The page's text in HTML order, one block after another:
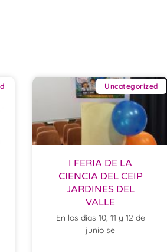
Uncategorized
I FERIA DE LA
CIENCIA DEL CEIP
JARDINES DEL
VALLE
En los días 10, 11 y 12 de
junio se